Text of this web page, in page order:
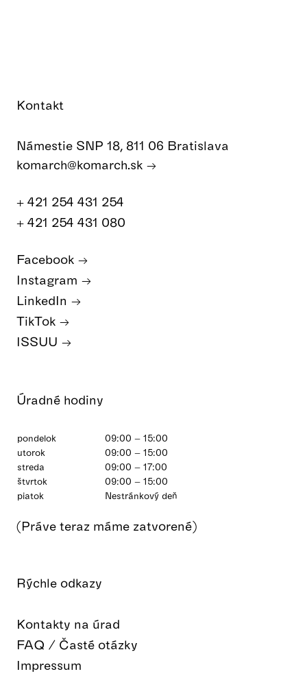
Rýchle odkazy
Kontakty na úrad
FAQ / Časté otázky
Impressum
Úradné hodiny
pondelok
09:00 – 15:00
utorok
09:00 – 15:00
streda
09:00 – 17:00
štvrtok
09:00 – 15:00
piatok
Nestránkový deň
(Práve teraz máme zatvorené)
Kontakt
Námestie SNP 18, 811 06 Bratislava
komarch@komarch.sk
+ 421 254 431 254
+ 421 254 431 080
Facebook
Instagram
LinkedIn
TikTok
ISSUU